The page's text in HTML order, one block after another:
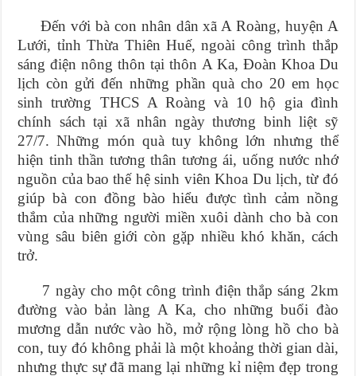
Đến với bà con nhân dân xã A Roàng, huyện A
Lưới, tỉnh Thừa Thiên Huế, ngoài công trình thắp
sáng điện nông thôn tại thôn A Ka, Đoàn Khoa Du
lịch còn gửi đến những phần quà cho 20 em học
sinh trường THCS A Roàng và 10 hộ gia đình
chính sách tại xã nhân ngày thương binh liệt sỹ
27/7. Những món quà tuy không lớn nhưng thể
hiện tinh thần tương thân tương ái, uống nước nhớ
nguồn của bao thế hệ sinh viên Khoa Du lịch, từ đó
giúp bà con đồng bào hiểu được tình cảm nồng
thắm của những người miền xuôi dành cho bà con
vùng sâu biên giới còn gặp nhiều khó khăn, cách
trở.
7 ngày cho một công trình điện thắp sáng 2km
đường vào bản làng A Ka, cho những buổi đào
mương dẫn nước vào hồ, mở rộng lòng hồ cho bà
con, tuy đó không phải là một khoảng thời gian dài,
nhưng thực sự đã mang lại những kỉ niệm đẹp trong